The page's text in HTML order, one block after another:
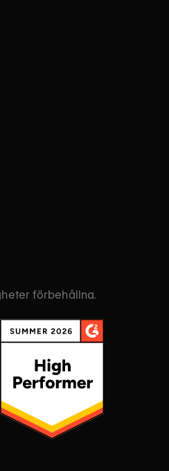
förbehållna.